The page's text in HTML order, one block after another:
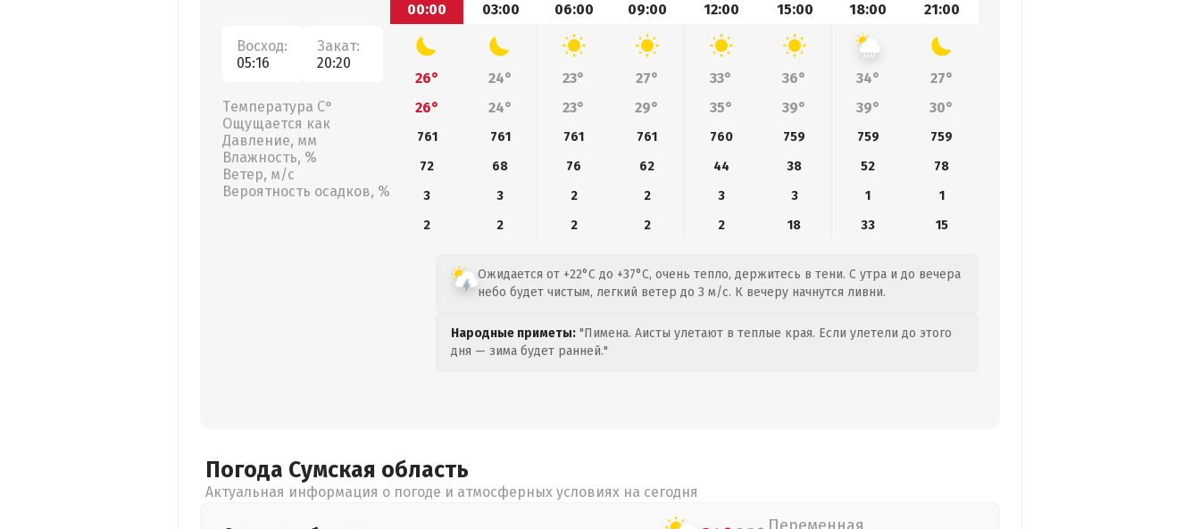
Восход:
05:16
Закат:
20:20
Температура С°
Ощущается как
Давление, мм
Влажность, %
Ветер, м/с
Вероятность осадков, %
00:00
03:00 06:00 09:00 12:00 15:00 18:00 21:00
26° 24° 23° 27° 33° 36° 34°
27°
26°
24° 23° 29° 35° 39° 39° 30°
761 761 761 761 760 759 759
759
72
68 76 62 44 38 52
78
3
3 2 2 3 3 1
1
2
2 2 2 2 18 33 15
Ожидается от +22°C до +37°C, очень тепло, держитесь в тени. С утра и до вечера
небо будет чистым, легкий ветер до 3 м/с. К вечеру начнутся ливни.
Народные приметы: "Пимена. Аисты улетают в теплые края. Если улетели до этого
дня — зима будет ранней."
Погода Сумская область
Актуальная информация о погоде и атмосферных условиях на сегодня